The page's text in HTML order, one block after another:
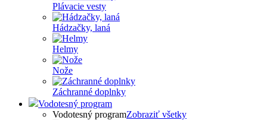
Plávacie vesty
Hádzačky, laná
Helmy
Nože
Záchranné doplnky
Vodotesný program
Vodotesný programZobraziť všetky